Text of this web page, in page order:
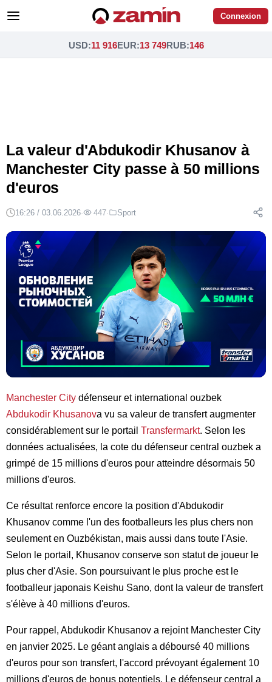
Connexion
USD:11 916EUR:13 749RUB:146
La valeur d'Abdukodir Khusanov à
Manchester City passe à 50 millions
d'euros
16:26 / 03.06.2026· 447· Sport
Manchester City défenseur et international ouzbek
Abdukodir Khusanova vu sa valeur de transfert augmenter
considérablement sur le portail Transfermarkt. Selon les
données actualisées, la cote du défenseur central ouzbek a
grimpé de 15 millions d'euros pour atteindre désormais 50
millions d'euros.
Ce résultat renforce encore la position d'Abdukodir
Khusanov comme l'un des footballeurs les plus chers non
seulement en Ouzbékistan, mais aussi dans toute l'Asie.
Selon le portail, Khusanov conserve son statut de joueur le
plus cher d'Asie. Son poursuivant le plus proche est le
footballeur japonais Keishu Sano, dont la valeur de transfert
s'élève à 40 millions d'euros.
Pour rappel, Abdukodir Khusanov a rejoint Manchester City
en janvier 2025. Le géant anglais a déboursé 40 millions
d'euros pour son transfert, l'accord prévoyant également 10
millions d'euros de bonus potentiels. Le défenseur central a